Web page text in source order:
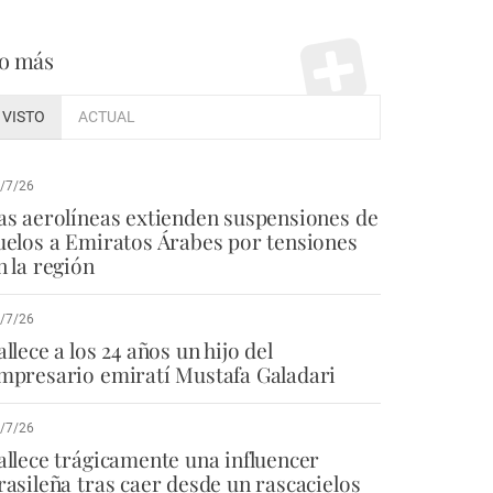
más
VISTO ACTUAL
7/26
aerolíneas extienden suspensiones de
a Emiratos Árabes por tensiones
la región
7/26
a los 24 años un hijo del
emiratí Mustafa Galadari
7/26
trágicamente una influencer
tras caer desde un rascacielos